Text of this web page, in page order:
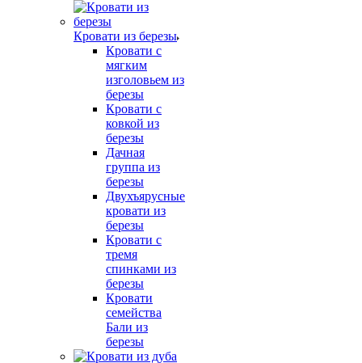
Кровати из березы
Кровати с
мягким
изголовьем из
березы
Кровати с
ковкой из
березы
Дачная
группа из
березы
Двухъярусные
кровати из
березы
Кровати с
тремя
спинками из
березы
Кровати
семейства
Бали из
березы